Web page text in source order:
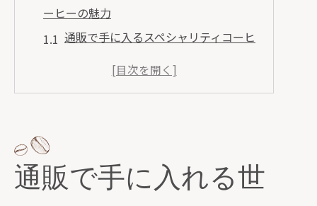
ーヒーの魅力
通販で手に入るスペシャリティコーヒ
世界各地のユニークなコーヒーの特徴
通販でスペシャリティコーヒーを選ぶ
通販で手に入れる世